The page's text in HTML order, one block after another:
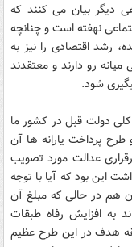
دیگر بیان می کنند که
نهفته است و چنانچه
رشد اقتصادی را نیز به
رو دارند و معتقدند
شود.
دولت قبل در کشور ما
طرح پرداخت یارانه ها آن
عدالت مورد تصویب
این بود که آیا با توجه
هم در حالی که مبلغ آن
به افزایش رفاه طبقات
هدف در این طرح عظیم